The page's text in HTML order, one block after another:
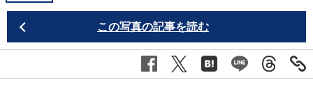
この写真の記事を読む